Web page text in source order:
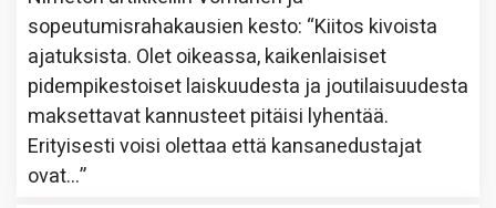
sopeutumisrahakausien kesto: “Kiitos kivoista
ajatuksista. Olet oikeassa, kaikenlaisiset
pidempikestoiset laiskuudesta ja joutilaisuudesta
maksettavat kannusteet pitäisi lyhentää.
Erityisesti voisi olettaa että kansanedustajat
ovat…”